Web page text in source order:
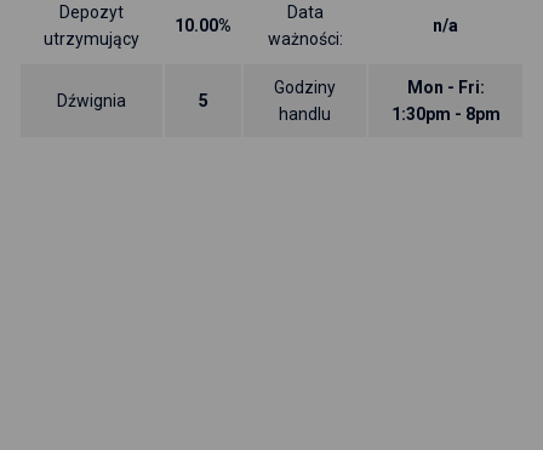
Depozyt
utrzymujący
10.00%
Data
ważności:
n/a
Dźwignia 5
Godziny
handlu
Mon - Fri:
1:30pm - 8pm